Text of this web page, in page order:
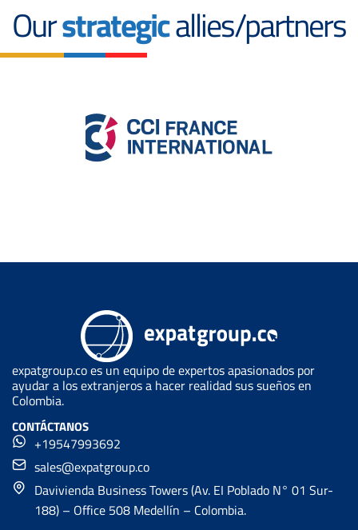
Ourstrategicallies/partners
expatgroup.co es un equipo de expertos apasionados por
ayudar a los extranjeros a hacer realidad sus sueños en
Colombia.
CONTÁCTANOS
+19547993692
sales@expatgroup.co
Davivienda Business Towers (Av. EI Poblado N° 01 Sur-
188) – Office 508 Medellín – Colombia.